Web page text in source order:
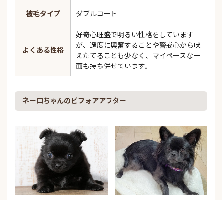
被毛タイプ ダブルコート
よくある性格
好奇心旺盛で明るい性格をしています
が、過度に興奮することや警戒心から吠
えたてることも少なく、マイペースな一
面も持ち併せています。
ネーロちゃんのビフォアアフター